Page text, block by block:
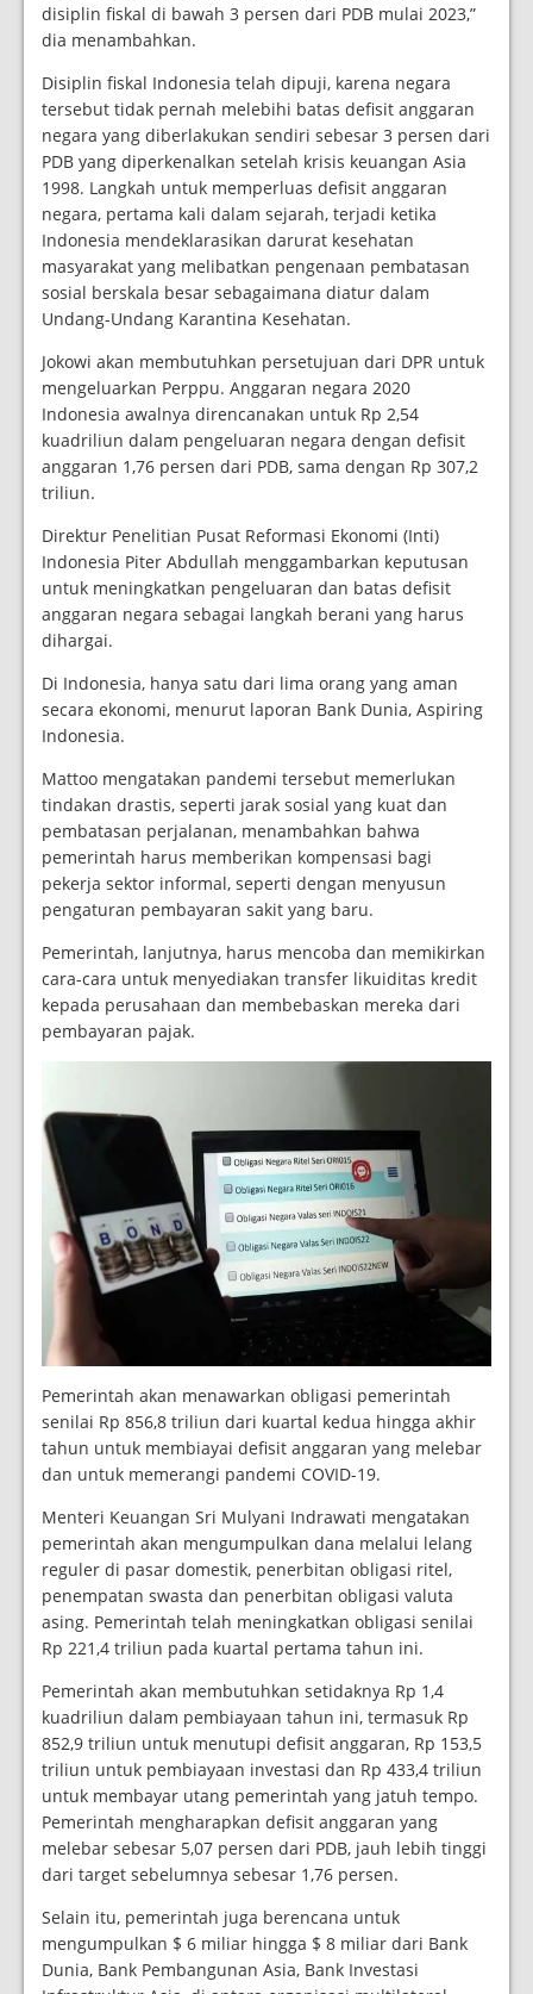
disiplin fiskal di bawah 3 persen dari PDB mulai 2023,”
dia menambahkan.
Disiplin fiskal Indonesia telah dipuji, karena negara
tersebut tidak pernah melebihi batas defisit anggaran
negara yang diberlakukan sendiri sebesar 3 persen dari
PDB yang diperkenalkan setelah krisis keuangan Asia
1998. Langkah untuk memperluas defisit anggaran
negara, pertama kali dalam sejarah, terjadi ketika
Indonesia mendeklarasikan darurat kesehatan
masyarakat yang melibatkan pengenaan pembatasan
sosial berskala besar sebagaimana diatur dalam
Undang-Undang Karantina Kesehatan.
Jokowi akan membutuhkan persetujuan dari DPR untuk
mengeluarkan Perppu. Anggaran negara 2020
Indonesia awalnya direncanakan untuk Rp 2,54
kuadriliun dalam pengeluaran negara dengan defisit
anggaran 1,76 persen dari PDB, sama dengan Rp 307,2
triliun.
Direktur Penelitian Pusat Reformasi Ekonomi (Inti)
Indonesia Piter Abdullah menggambarkan keputusan
untuk meningkatkan pengeluaran dan batas defisit
anggaran negara sebagai langkah berani yang harus
dihargai.
Di Indonesia, hanya satu dari lima orang yang aman
secara ekonomi, menurut laporan Bank Dunia, Aspiring
Indonesia.
Mattoo mengatakan pandemi tersebut memerlukan
tindakan drastis, seperti jarak sosial yang kuat dan
pembatasan perjalanan, menambahkan bahwa
pemerintah harus memberikan kompensasi bagi
pekerja sektor informal, seperti dengan menyusun
pengaturan pembayaran sakit yang baru.
Pemerintah, lanjutnya, harus mencoba dan memikirkan
cara-cara untuk menyediakan transfer likuiditas kredit
kepada perusahaan dan membebaskan mereka dari
pembayaran pajak.
Pemerintah akan menawarkan obligasi pemerintah
senilai Rp 856,8 triliun dari kuartal kedua hingga akhir
tahun untuk membiayai defisit anggaran yang melebar
dan untuk memerangi pandemi COVID-19.
Menteri Keuangan Sri Mulyani Indrawati mengatakan
pemerintah akan mengumpulkan dana melalui lelang
reguler di pasar domestik, penerbitan obligasi ritel,
penempatan swasta dan penerbitan obligasi valuta
asing. Pemerintah telah meningkatkan obligasi senilai
Rp 221,4 triliun pada kuartal pertama tahun ini.
Pemerintah akan membutuhkan setidaknya Rp 1,4
kuadriliun dalam pembiayaan tahun ini, termasuk Rp
852,9 triliun untuk menutupi defisit anggaran, Rp 153,5
triliun untuk pembiayaan investasi dan Rp 433,4 triliun
untuk membayar utang pemerintah yang jatuh tempo.
Pemerintah mengharapkan defisit anggaran yang
melebar sebesar 5,07 persen dari PDB, jauh lebih tinggi
dari target sebelumnya sebesar 1,76 persen.
Selain itu, pemerintah juga berencana untuk
mengumpulkan $ 6 miliar hingga $ 8 miliar dari Bank
Dunia, Bank Pembangunan Asia, Bank Investasi